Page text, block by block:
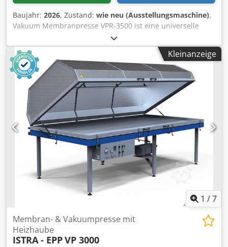
Baujahr: 2026, Zustand: wie neu (Ausstellungsmaschine),
Vakuum Membranpresse VPR-3500 ist eine universelle
Presse für die Holzbearbeitung und Thermoformen. Die
VPR-3500 Presse ist zudem schwenkbar und fahrbar.
Einsatzmöglichkeiten: Furnieren / Formverleimen /
Ummanteln.... Beschichtung von verschiedenen Profilen
(Furnier,Papier, Kunststoff....) Dwededvldaspfx Akvja
Holzbiege: Herstellung von gebogenen und
schichtverleimten Bauteilen Vakkumsystem: Arbeitsfläche
mit Vakuumkanälen für einen gleichmäßigen
Unterdruckauch bei großen Werkstücken. Becker
Vakkumpumpe / Ölfreie / Tankinhalt 100 l Arbeitsflaeche:
3500x1500mm Pumpenleistung: KW 0,75
Vakuumpumpenförderleistung: 40 m3/h Kautschuk-
Membrane Abmessungen außen: 3600 x 1650 x 1000 mm
Gewicht: 400 kg Standort: Ab Lager 54634 Bitburg - frei
Kleinanzeige
1 /7
Membran- & Vakuumpresse mit
Heizhaube
ISTRA - EPPVP 3000